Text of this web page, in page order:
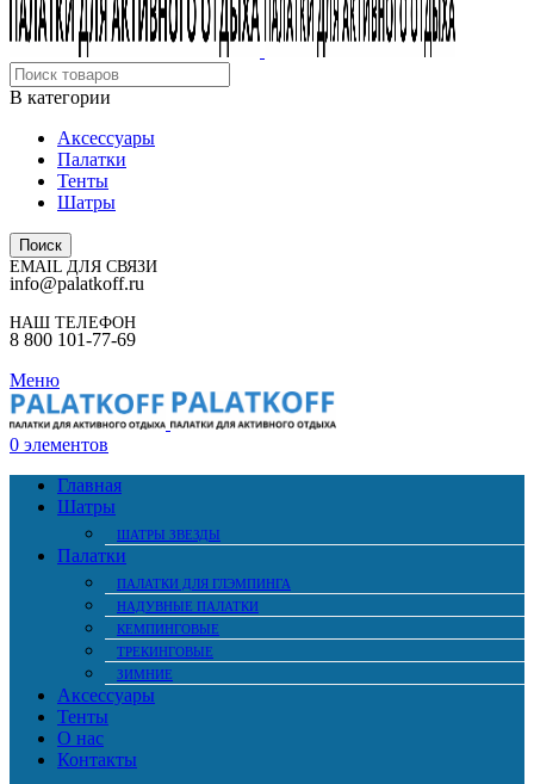
В категории
Аксессуары
Палатки
Тенты
Шатры
Поиск
EMAIL ДЛЯ СВЯЗИ
info@palatkoff.ru
НАШ ТЕЛЕФОН
8 800 101-77-69
Меню
0 элементов
Главная
Шатры
ШАТРЫ ЗВЕЗДЫ
Палатки
ПАЛАТКИ ДЛЯ ГЛЭМПИНГА
НАДУВНЫЕ ПАЛАТКИ
КЕМПИНГОВЫЕ
ТРЕКИНГОВЫЕ
ЗИМНИЕ
Аксессуары
Тенты
О нас
Контакты